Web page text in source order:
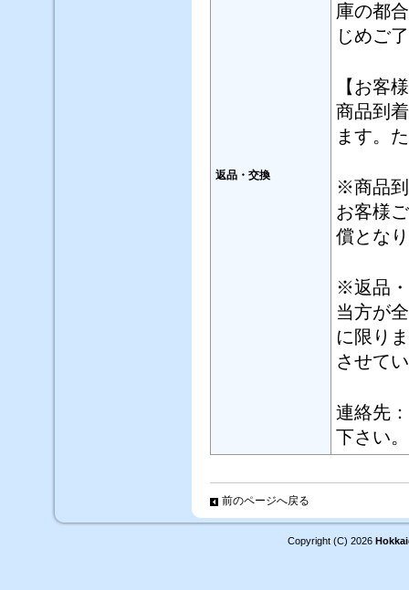
返品・交換
庫の都
じめご
【お客
商品到
ます。
※商品到
お客様
償とな
※返品・
当方が
に限り
させて
連絡先
下さい。
前のページへ戻る
Copyright (C) 2026